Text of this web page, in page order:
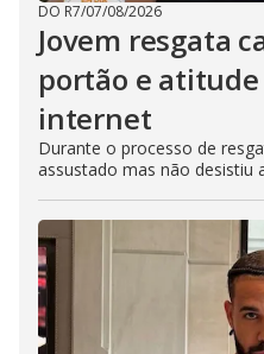
DO R7/07/08/2026
Jovem resgata
portão e
internet
Durante o processo de
assustado mas não desistiu